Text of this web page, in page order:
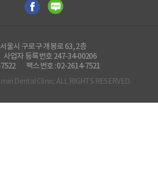
서울시 구로구 개봉로 63, 2층
사업자 등록번호 247-34-00206
팩스번호 : 02-2614-7521
Dental Clinic. ALL RIGHTS RESERVED.